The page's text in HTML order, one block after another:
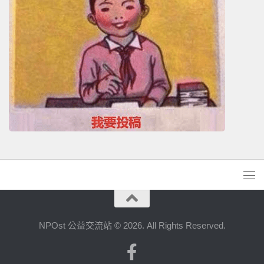
NPOst 公益交流站 © 2026. All Rights Reserved.